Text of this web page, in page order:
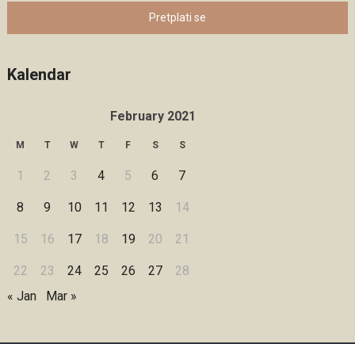
Pretplati se
Kalendar
February 2021
M T W T F S S
1 2 3 4 5 6 7
8 9 10 11 12 13 14
15 16 17 18 19 20 21
22 23 24 25 26 27
28
« Jan
Mar »